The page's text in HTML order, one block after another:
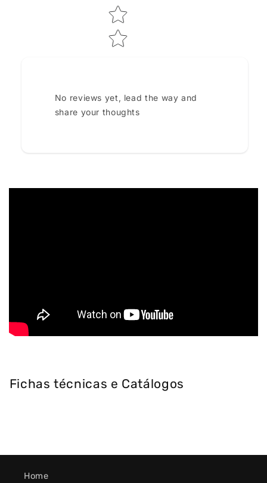
No reviews yet, lead the way and
share your thoughts
Fichas técnicas e Catálogos
Home